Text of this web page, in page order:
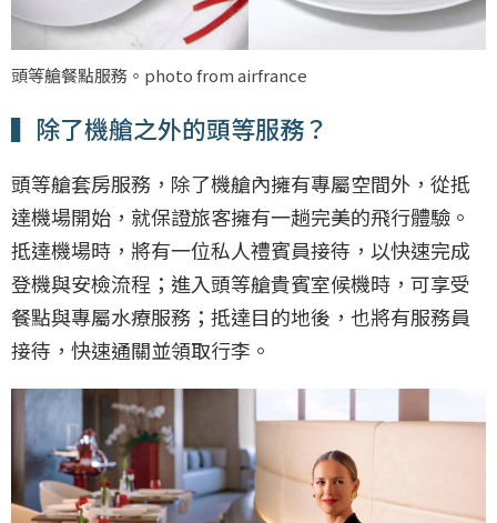
頭等艙餐點服務。photo from airfrance
▍除了機艙之外的頭等服務？
頭等艙套房服務，除了機艙內擁有專屬空間外，從抵
達機場開始，就保證旅客擁有一趟完美的飛行體驗。
抵達機場時，將有一位私人禮賓員接待，以快速完成
登機與安檢流程；進入頭等艙貴賓室候機時，可享受
餐點與專屬水療服務；抵達目的地後，也將有服務員
接待，快速通關並領取行李。